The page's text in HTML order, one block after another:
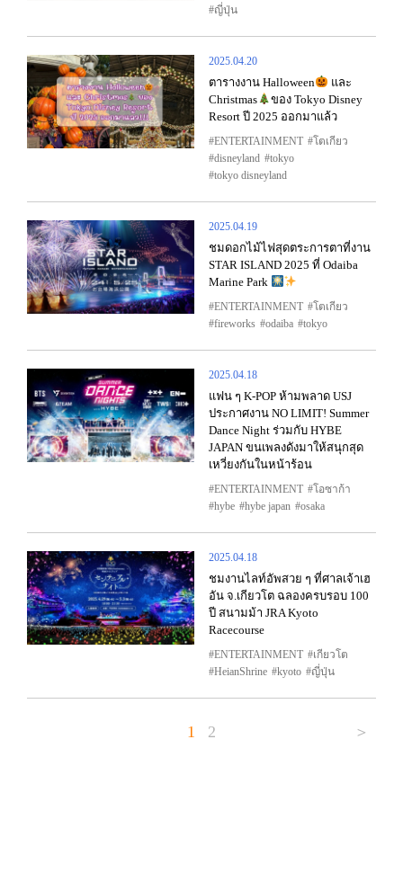
ญี่ปุ่น
2025.04.20
ตารางงาน Halloween
และ
Christmas
ของ Tokyo Disney
Resort ปี 2025 ออกมาแล้ว
ENTERTAINMENT
โตเกียว
disneyland
tokyo
tokyo disneyland
2025.04.19
ชมดอกไม้ไฟสุดตระการตาที่งาน
STAR ISLAND 2025 ที่ Odaiba
Marine Park
ENTERTAINMENT
โตเกียว
fireworks
odaiba tokyo
2025.04.18
แฟน ๆ K-POP ห้ามพลาด USJ
ประกาศงาน NO LIMIT! Summer
Dance Night ร่วมกับ HYBE
JAPAN ขนเพลงดังมาให้สนุกสุด
เหวี่ยงกันในหน้าร้อน
ENTERTAINMENT
โอซาก้า
hybe
hybe japan osaka
2025.04.18
ชมงานไลท์อัพสวย ๆ ที่ศาลเจ้าเฮ
อัน จ.เกียวโต ฉลองครบรอบ 100
ปี สนามม้า JRA Kyoto
Racecourse
ENTERTAINMENT
เกียวโต
HeianShrine
kyoto ญี่ปุ่น
1 2 ＞